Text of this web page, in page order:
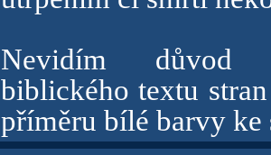
Nevidím důvod
biblického textu
příměru bílé barvy ke